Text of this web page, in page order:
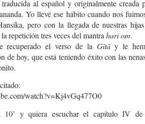
al español y originalmente creada
Yo llevé ese hábito cuando nos
pero con la llegada de nuestras
repetición tres veces del mantra hari om.
recuperado el verso de la Gītāy le
de hoy, que está teniendo éxito con las
watch?v=Kj4vGq477O0
10’ y quiera escuchar el capítulo IV